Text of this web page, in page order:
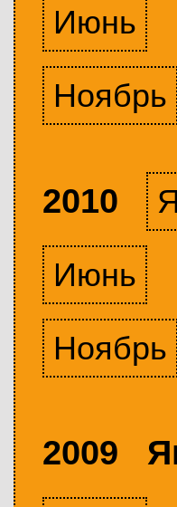
Июнь
Ноябрь
2010
Июнь
Ноябрь
2009